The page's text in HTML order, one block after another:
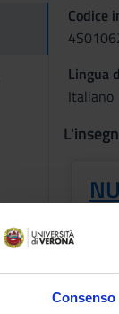
Consenso
Codice
Lingua
Italiano